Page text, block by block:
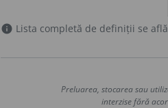
info Lista completă de definiții se
Preluarea, stocarea sau
interzise fără